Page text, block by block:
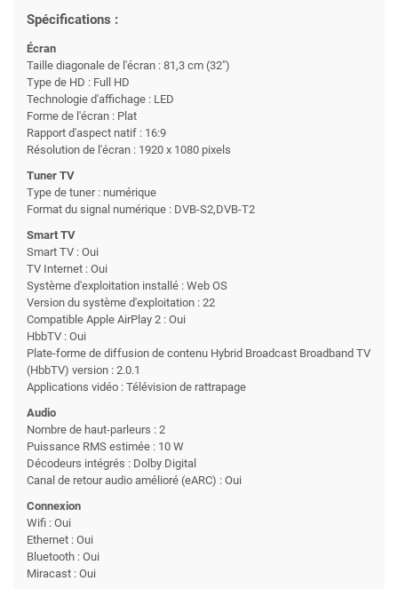
Spécifications :
Écran
Taille diagonale de l'écran : 81,3 cm (32")
Type de HD : Full HD
Technologie d'affichage : LED
Forme de l'écran : Plat
Rapport d'aspect natif : 16:9
Résolution de l'écran : 1920 x 1080 pixels
Tuner TV
Type de tuner : numérique
Format du signal numérique : DVB-S2,DVB-T2
Smart TV
Smart TV : Oui
TV Internet : Oui
Système d'exploitation installé : Web OS
Version du système d'exploitation : 22
Compatible Apple AirPlay 2 : Oui
HbbTV : Oui
Plate-forme de diffusion de contenu Hybrid Broadcast Broadband TV
(HbbTV) version : 2.0.1
Applications vidéo : Télévision de rattrapage
Audio
Nombre de haut-parleurs : 2
Puissance RMS estimée : 10 W
Décodeurs intégrés : Dolby Digital
Canal de retour audio amélioré (eARC) : Oui
Connexion
Wifi : Oui
Ethernet : Oui
Bluetooth : Oui
Miracast : Oui